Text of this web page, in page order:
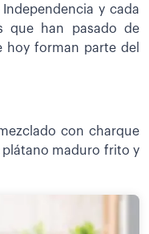
y cada
que han pasado de
hoy forman parte del
con charque
maduro frito y